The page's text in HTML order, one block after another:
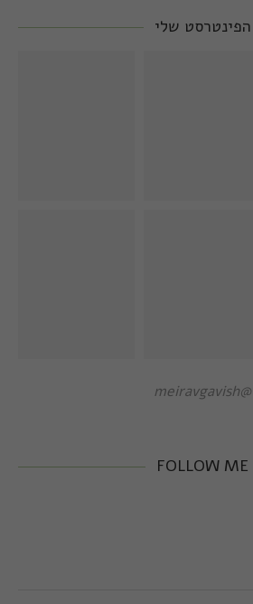
הפינטרסט שלי
@meiravgavish
FOLLOW ME